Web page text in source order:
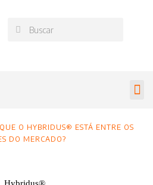
O HYBRIDUS® ESTÁ ENTRE OS
DO MERCADO?